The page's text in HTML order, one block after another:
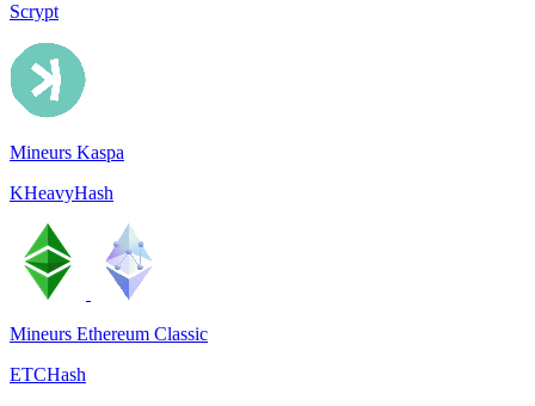
Scrypt
Mineurs Kaspa
KHeavyHash
Mineurs Ethereum Classic
ETCHash